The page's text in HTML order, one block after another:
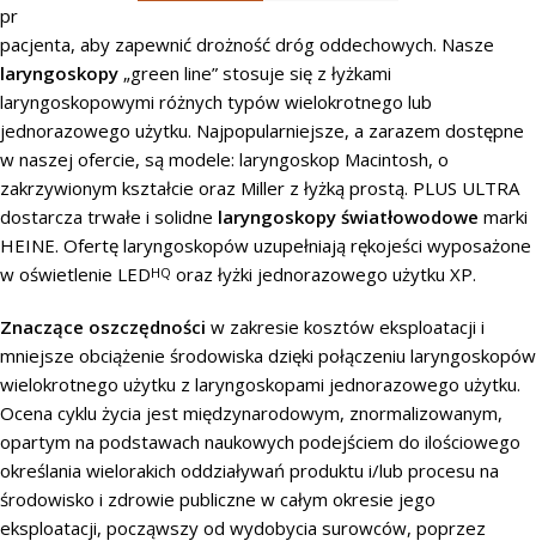
przeprowadzenia intubacji, czyli umieszczenia rurki w tchawicy
pacjenta, aby zapewnić drożność dróg oddechowych. Nasze
laryngoskopy „green line” stosuje się z łyżkami
laryngoskopowymi różnych typów wielokrotnego lub
jednorazowego użytku. Najpopularniejsze, a zarazem dostępne
w naszej ofercie, są modele: laryngoskop Macintosh, o
zakrzywionym kształcie oraz Miller z łyżką prostą. PLUS ULTRA
dostarcza trwałe i solidne laryngoskopy światłowodowe marki
HEINE. Ofertę laryngoskopów uzupełniają rękojeści wyposażone
w oświetlenie LEDHQ oraz łyżki jednorazowego użytku XP.
Znaczące oszczędności w zakresie kosztów eksploatacji i
mniejsze obciążenie środowiska dzięki połączeniu laryngoskopów
wielokrotnego użytku z laryngoskopami jednorazowego użytku.
Ocena cyklu życia jest międzynarodowym, znormalizowanym,
opartym na podstawach naukowych podejściem do ilościowego
określania wielorakich oddziaływań produktu i/lub procesu na
środowisko i zdrowie publiczne w całym okresie jego
eksploatacji, począwszy od wydobycia surowców, poprzez